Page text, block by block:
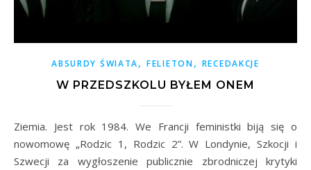
ABSURDY ŚWIATA,FELIETON, RECEDAKCJE
W PRZEDSZKOLU BYŁEM ONEM
Ziemia. Jest rok 1984. We Francji feministki biją się o
nowomowę „Rodzic 1, Rodzic 2”. W Londynie, Szkocji i
Szwecji za wygłoszenie publicznie zbrodniczej krytyki